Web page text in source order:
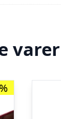
varer